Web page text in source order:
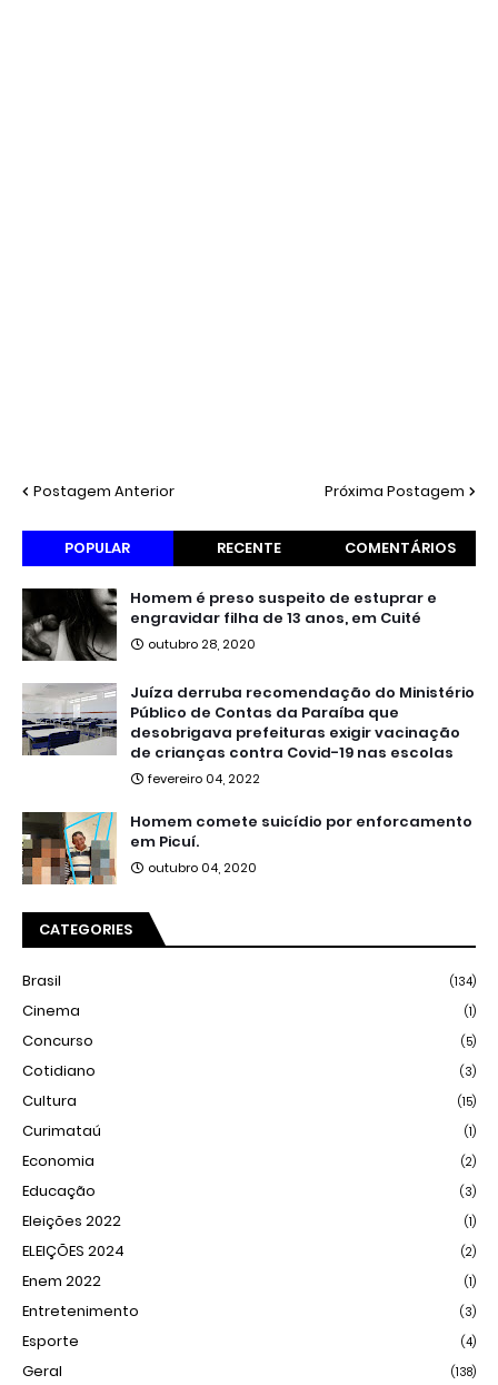
Postagem Anterior Próxima Postagem
POPULAR RECENTE COMENTÁRIOS
Homem é preso suspeito de estuprar e
engravidar filha de 13 anos, em Cuité
outubro 28, 2020
Juíza derruba recomendação do Ministério
Público de Contas da Paraíba que
desobrigava prefeituras exigir vacinação
de crianças contra Covid-19 nas escolas
fevereiro 04, 2022
Homem comete suicídio por enforcamento
em Picuí.
outubro 04, 2020
CATEGORIES
Brasil (134)
Cinema (1)
Concurso (5)
Cotidiano (3)
Cultura (15)
Curimataú (1)
Economia (2)
Educação (3)
Eleições 2022 (1)
ELEIÇÕES 2024 (2)
Enem 2022 (1)
Entretenimento (3)
Esporte (4)
Geral (138)